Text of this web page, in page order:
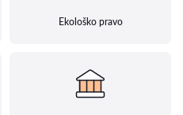
Ekološko pravo